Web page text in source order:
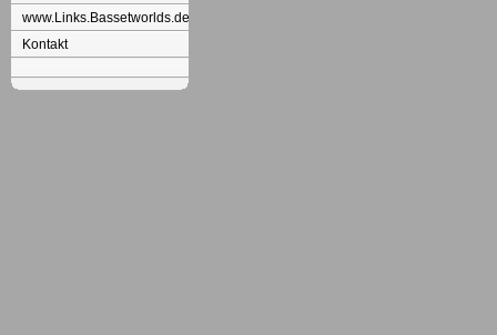
www.Links.Bassetworlds.de
Kontakt